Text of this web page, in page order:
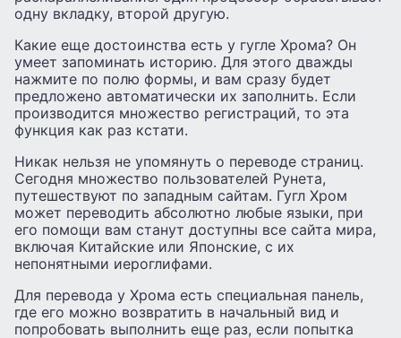
одну вкладку, второй другую.
Какие еще достоинства есть у гугле Хрома? Он
умеет запоминать историю. Для этого дважды
нажмите по полю формы, и вам сразу будет
предложено автоматически их заполнить. Если
производится множество регистраций, то эта
функция как раз кстати.
Никак нельзя не упомянуть о переводе страниц.
Сегодня множество пользователей Рунета,
путешествуют по западным сайтам. Гугл Хром
может переводить абсолютно любые языки, при
его помощи вам станут доступны все сайта мира,
включая Китайские или Японские, с их
непонятными иероглифами.
Для перевода у Хрома есть специальная панель,
где его можно возвратить в начальный вид и
попробовать выполнить еще раз, если попытка